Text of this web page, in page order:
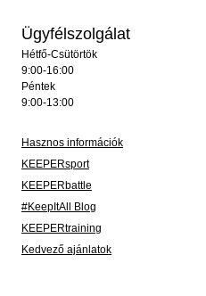
Ügyfélszolgálat
Hétfő-Csütörtök
9:00-16:00
Péntek
9:00-13:00
Hasznos információk
KEEPERsport
KEEPERbattle
#KeepItAll Blog
KEEPERtraining
Kedvező ajánlatok